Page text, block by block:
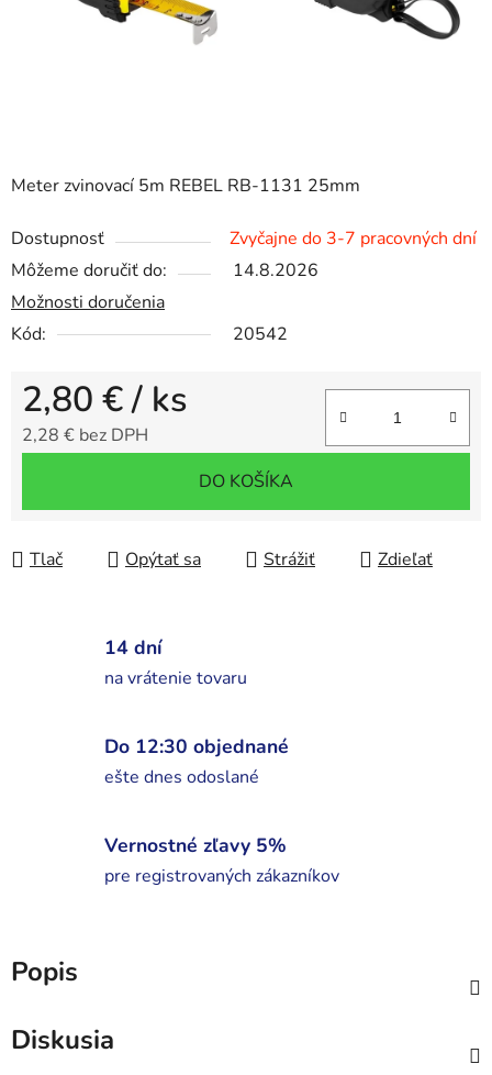
Meter zvinovací 5m REBEL RB-1131 25mm
Dostupnosť
Zvyčajne do 3-7 pracovných dní
Môžeme doručiť do:
14.8.2026
Možnosti doručenia
Kód:
20542
2,80 €/ ks
2,28 € bez DPH
DO KOŠÍKA
Tlač Opýtať sa Strážiť Zdieľať
14 dní
na vrátenie tovaru
Do 12:30 objednané
ešte dnes odoslané
Vernostné zľavy 5%
pre registrovaných zákazníkov
Popis
Diskusia